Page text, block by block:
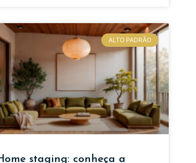
ALTO PADRÃO
staging: conheça a